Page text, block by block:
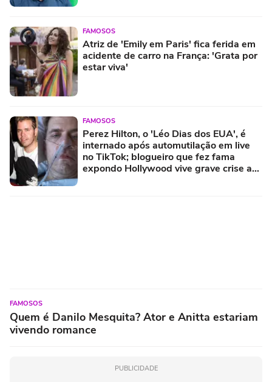
FAMOSOS
Atriz de 'Emily em Paris' fica ferida em
acidente de carro na França: 'Grata por
estar viva'
FAMOSOS
Perez Hilton, o 'Léo Dias dos EUA', é
internado após automutilação em live
no TikTok; blogueiro que fez fama
expondo Hollywood vive grave crise aos
FAMOSOS
Quem é Danilo Mesquita? Ator e Anitta estariam
vivendo romance
PUBLICIDADE